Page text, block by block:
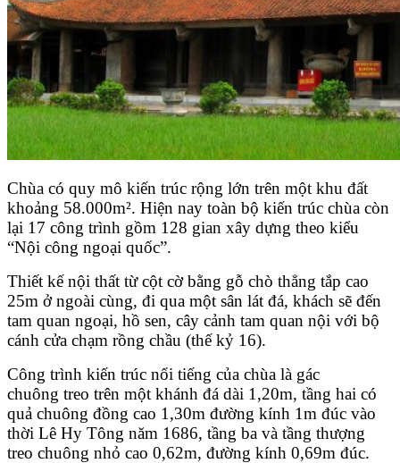
Chùa có quy mô kiến trúc rộng lớn trên một khu đất
khoảng 58.000m². Hiện nay toàn bộ kiến trúc chùa còn
lại 17 công trình gồm 128 gian xây dựng theo kiểu
“Nội công ngoại quốc”.
Thiết kế nội thất từ cột cờ bằng gỗ chò thẳng tắp cao
25m ở ngoài cùng, đi qua một sân lát đá, khách sẽ đến
tam quan ngoại, hồ sen, cây cảnh tam quan nội với bộ
cánh cửa chạm rồng chầu (thế kỷ 16).
Công trình kiến trúc nổi tiếng của chùa là gác
chuông treo trên một khánh đá dài 1,20m, tầng hai có
quả chuông đồng cao 1,30m đường kính 1m đúc vào
thời Lê Hy Tông năm 1686, tầng ba và tầng thượng
treo chuông nhỏ cao 0,62m, đường kính 0,69m đúc.